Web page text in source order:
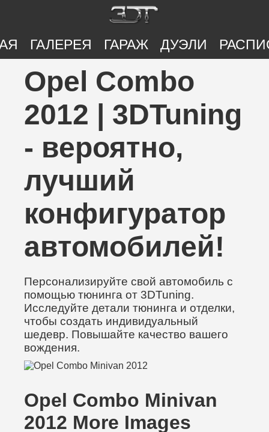
ГАЛЕРЕЯ ГАРАЖ ДУЭЛИ
Opel Combo
2012 | 3DTuning
- вероятно,
лучший
конфигуратор
автомобилей!
Персонализируйте свой автомобиль с
помощью тюнинга от 3DTuning.
Исследуйте детали тюнинга и отделки,
чтобы создать индивидуальный
шедевр. Повышайте качество вашего
вождения.
Opel Combo Minivan
2012 More Images